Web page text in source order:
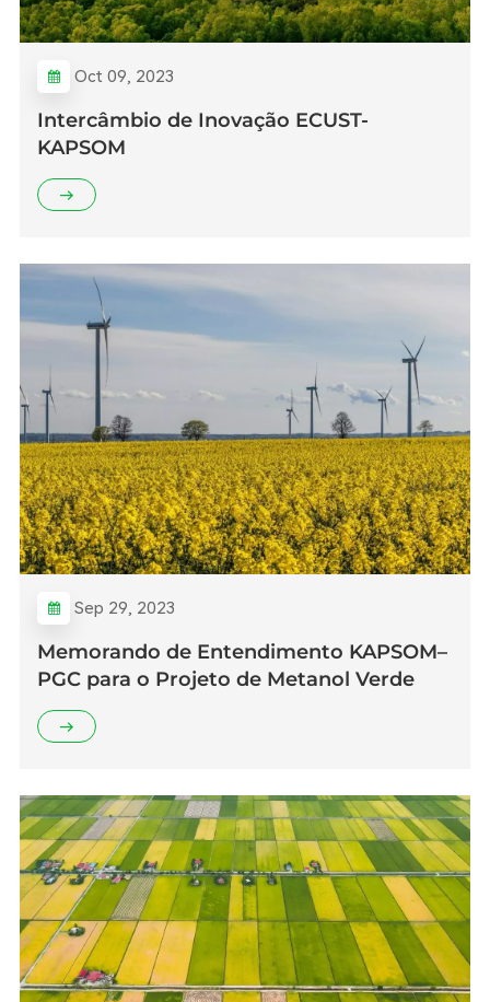
Oct 09, 2023
Intercâmbio de Inovação ECUST-
KAPSOM
Sep 29, 2023
Memorando de Entendimento KAPSOM–
PGC para o Projeto de Metanol Verde